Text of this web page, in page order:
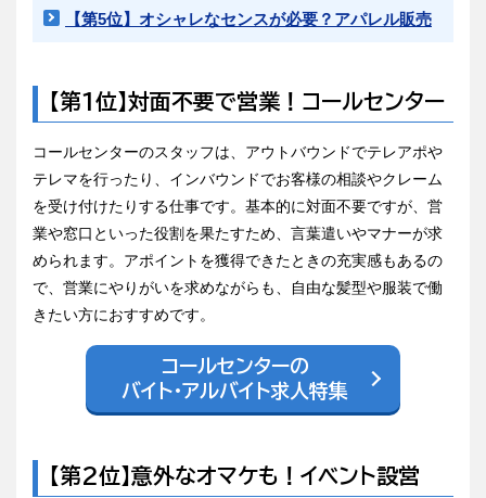
【第5位】オシャレなセンスが必要？アパレル販売
【第1位】対面不要で営業！コールセンター
コールセンターのスタッフは、アウトバウンドでテレアポや
テレマを行ったり、インバウンドでお客様の相談やクレーム
を受け付けたりする仕事です。基本的に対面不要ですが、営
業や窓口といった役割を果たすため、言葉遣いやマナーが求
められます。アポイントを獲得できたときの充実感もあるの
で、営業にやりがいを求めながらも、自由な髪型や服装で働
きたい方におすすめです。
コールセンターの
バイト・アルバイト求人特集
【第2位】意外なオマケも！イベント設営